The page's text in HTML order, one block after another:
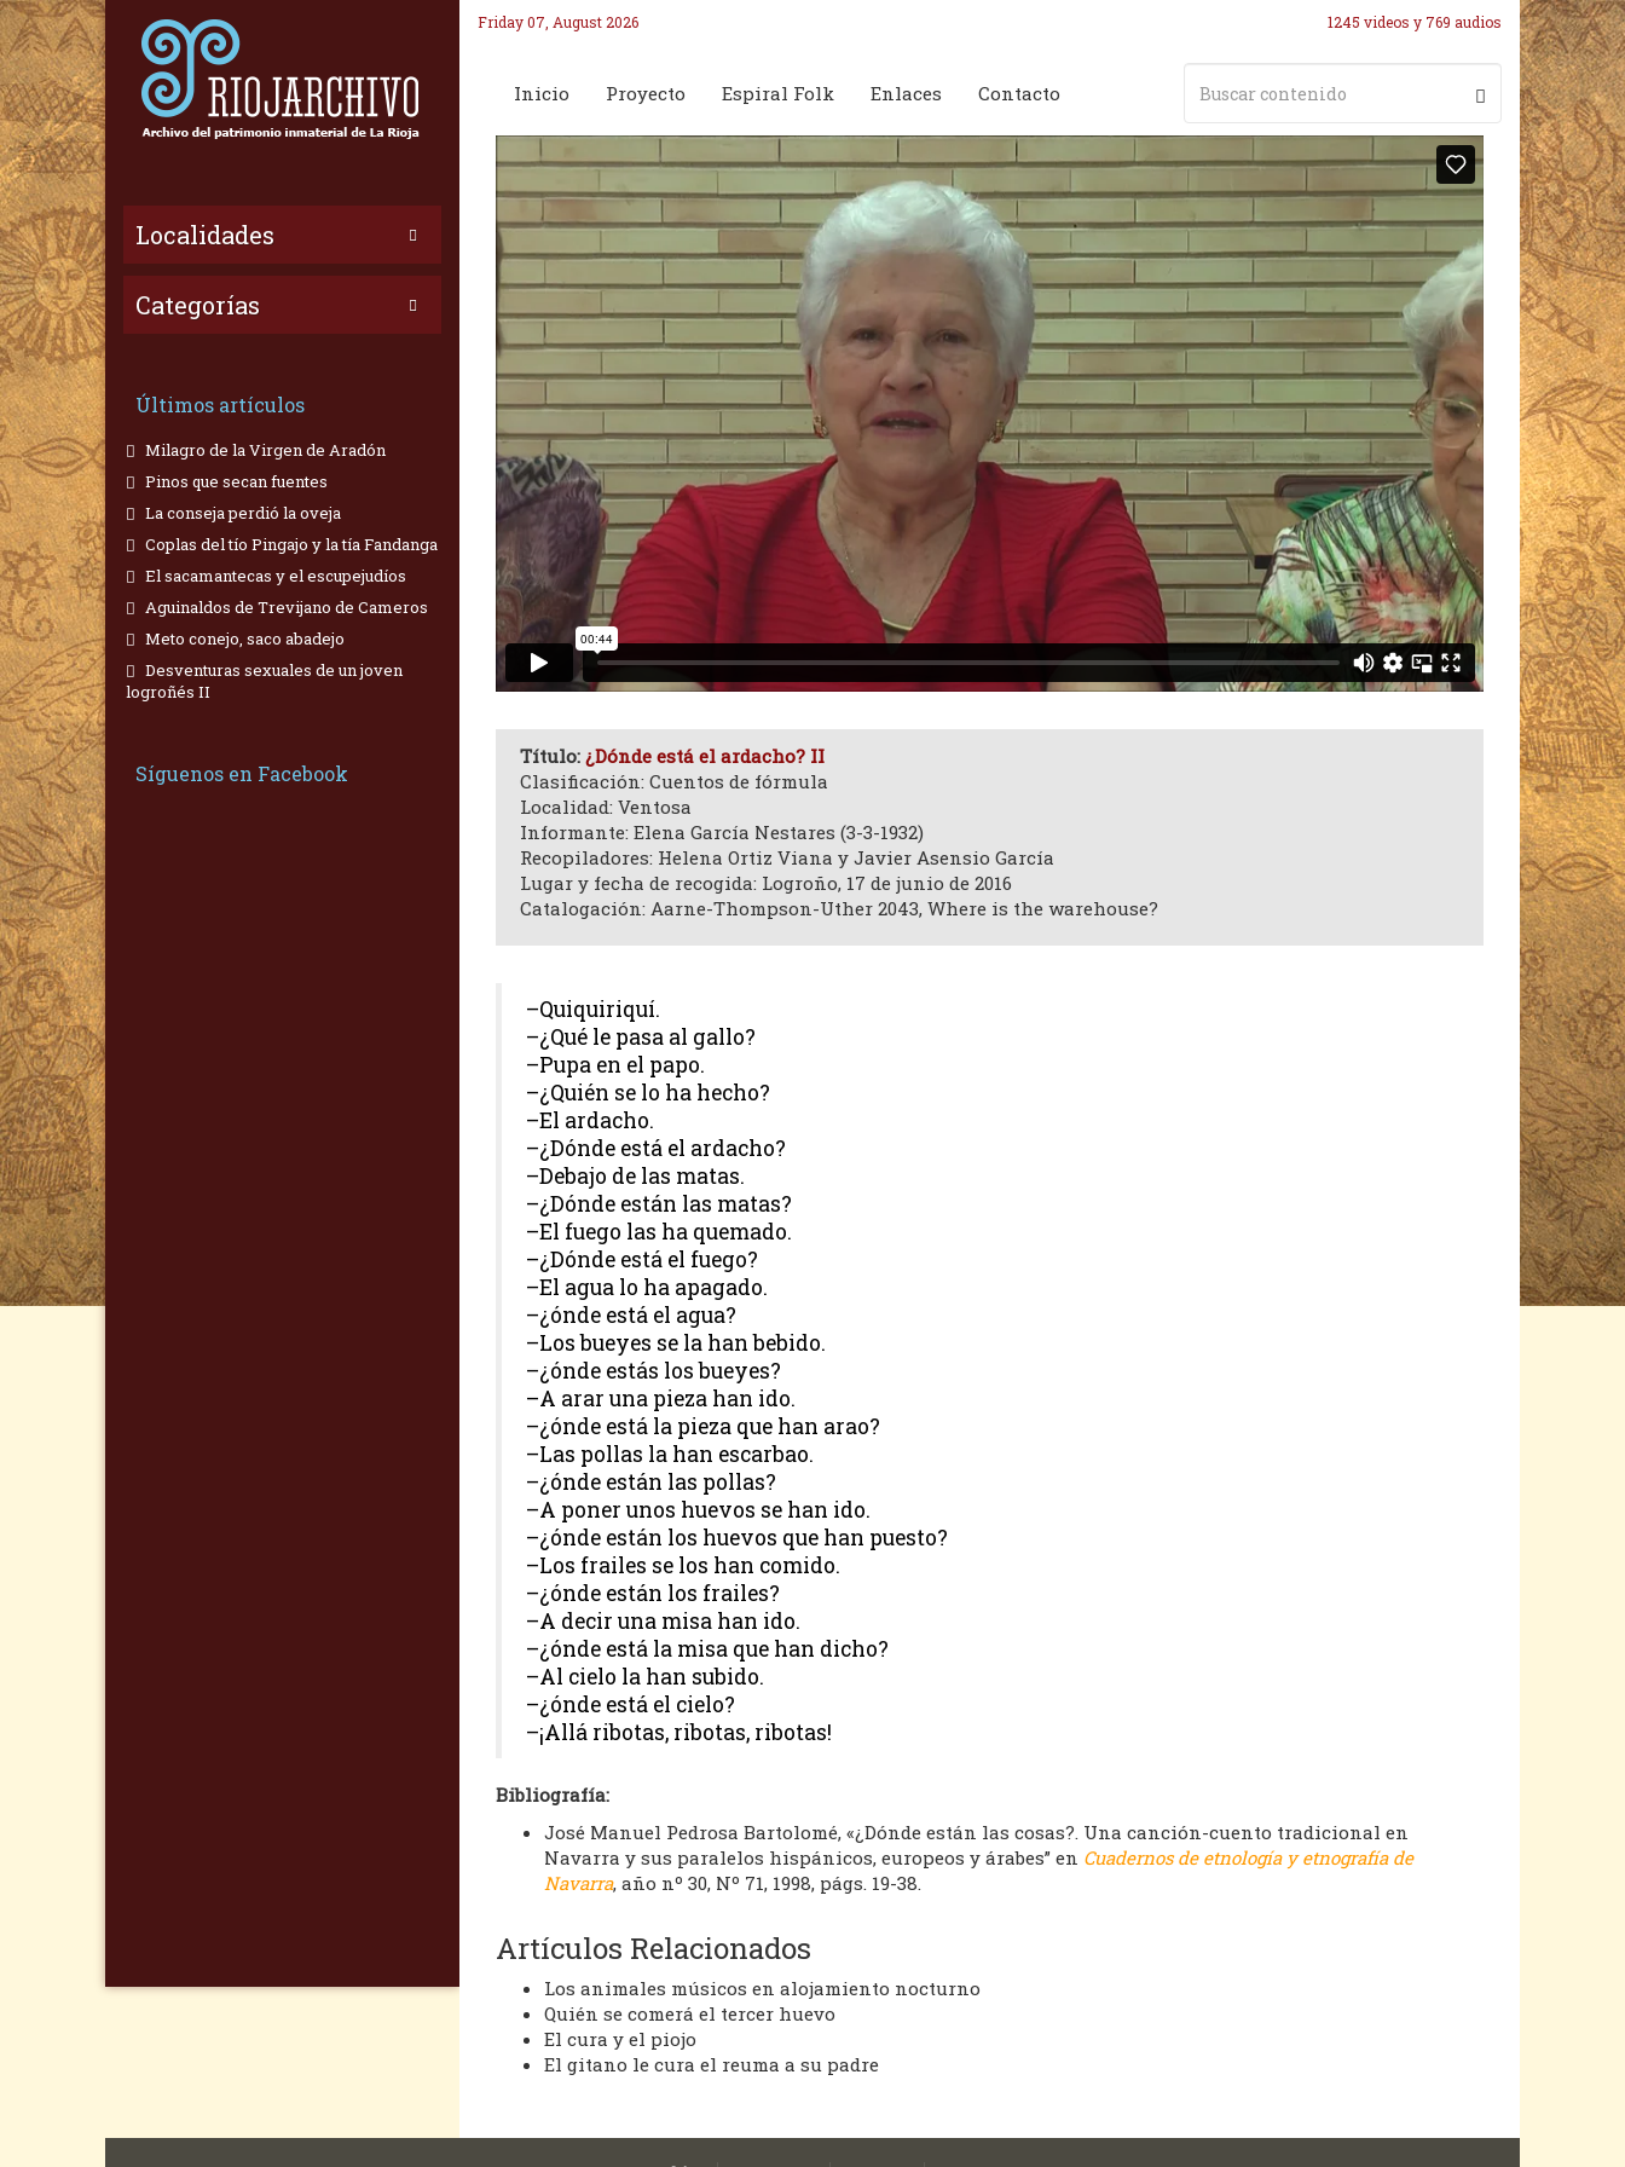
Localidades
Categorías
Últimos artículos
Milagro de la Virgen de Aradón
Pinos que secan fuentes
La conseja perdió la oveja
Coplas del tío Pingajo y la tía Fandanga
El sacamantecas y el escupejudíos
Aguinaldos de Trevijano de Cameros
Meto conejo, saco abadejo
Desventuras sexuales de un joven
logroñés II
Síguenos en Facebook
Friday 07, August 2026 1245 videos y 769 audios
Inicio Proyecto Espiral Folk Enlaces Contacto
Título: ¿Dónde está el ardacho? II
Clasificación: Cuentos de fórmula
Localidad: Ventosa
Informante: Elena García Nestares (3-3-1932)
Recopiladores: Helena Ortiz Viana y Javier Asensio García
Lugar y fecha de recogida: Logroño, 17 de junio de 2016
Catalogación: Aarne-Thompson-Uther 2043, Where is the warehouse?
–Quiquiriquí.
–¿Qué le pasa al gallo?
–Pupa en el papo.
–¿Quién se lo ha hecho?
–El ardacho.
–¿Dónde está el ardacho?
–Debajo de las matas.
–¿Dónde están las matas?
–El fuego las ha quemado.
–¿Dónde está el fuego?
–El agua lo ha apagado.
–¿ónde está el agua?
–Los bueyes se la han bebido.
–¿ónde estás los bueyes?
–A arar una pieza han ido.
–¿ónde está la pieza que han arao?
–Las pollas la han escarbao.
–¿ónde están las pollas?
–A poner unos huevos se han ido.
–¿ónde están los huevos que han puesto?
–Los frailes se los han comido.
–¿ónde están los frailes?
–A decir una misa han ido.
–¿ónde está la misa que han dicho?
–Al cielo la han subido.
–¿ónde está el cielo?
–¡Allá ribotas, ribotas, ribotas!
Bibliografía:
José Manuel Pedrosa Bartolomé, «¿Dónde están las cosas?. Una canción-cuento tradicional en
Navarra y sus paralelos hispánicos, europeos y árabes” en Cuadernos de etnología y etnografía de
Navarra, año nº 30, Nº 71, 1998, págs. 19-38.
Artículos Relacionados
Los animales músicos en alojamiento nocturno
Quién se comerá el tercer huevo
El cura y el piojo
El gitano le cura el reuma a su padre